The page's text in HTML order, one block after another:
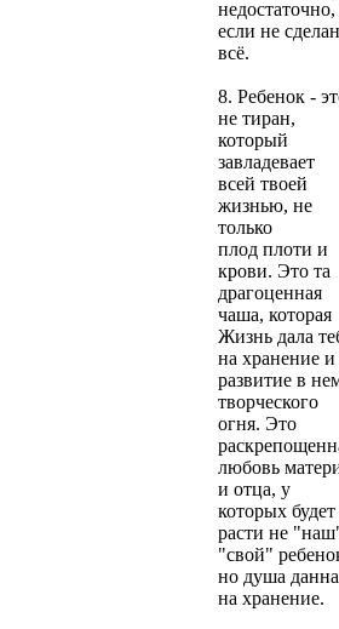
недостаточно,
если не
всё.
8. Ребенок -
не тиран,
который
завладевает
всей твоей
жизнью, не
только
плод плоти и
крови. Это та
драгоценная
чаша, которая
Жизнь дала
на хранение и
развитие в
творческого
огня. Это
любовь
и отца, у
которых будет
расти не
"свой"
но душа
на хранение.